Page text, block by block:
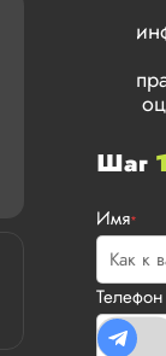
Шаг
Имя*